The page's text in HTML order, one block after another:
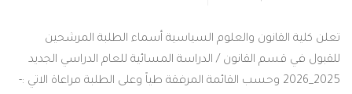
والعلوم السياسية أسماء الطلبة المرشحين
القانون / الدراسة المسائية للعام الدراسي الجديد